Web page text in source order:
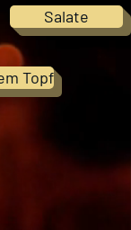
Salate
Topf